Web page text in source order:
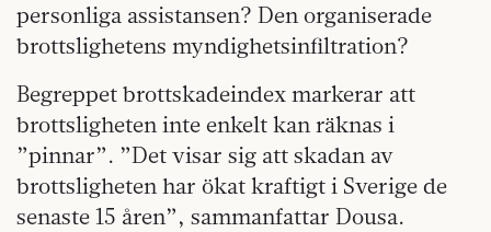
personliga assistansen? Den organiserade
brottslighetens myndighetsinfiltration?
Begreppet brottskadeindex markerar att
brottsligheten inte enkelt kan räknas i
”pinnar”. ”Det visar sig att skadan av
brottsligheten har ökat kraftigt i Sverige de
senaste 15 åren”, sammanfattar Dousa.